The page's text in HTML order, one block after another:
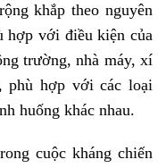
khắp theo nguyên
hợp với điều kiện của
trường, nhà máy, xí
phù hợp với các loại
huống khác nhau.
cuộc kháng chiến